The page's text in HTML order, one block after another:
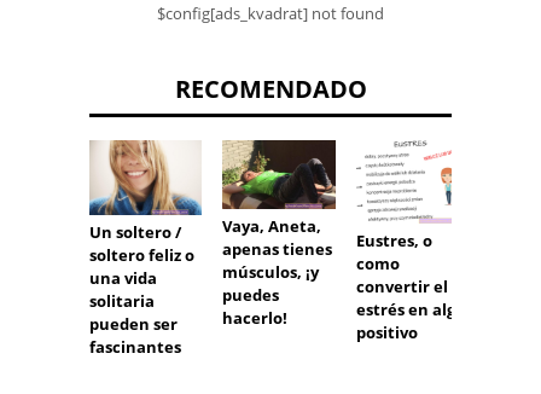
$config[ads_kvadrat] not found
RECOMENDADO
Un soltero /
soltero feliz o
una vida
solitaria
pueden ser
fascinantes
Vaya, Aneta,
apenas tienes
músculos, ¡y
puedes
hacerlo!
Eustres, o
como
convertir el
estrés en algo
positivo